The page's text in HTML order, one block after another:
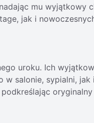
mu wyjątkowy
jak i
uroku. Ich
w salonie, sypialni,